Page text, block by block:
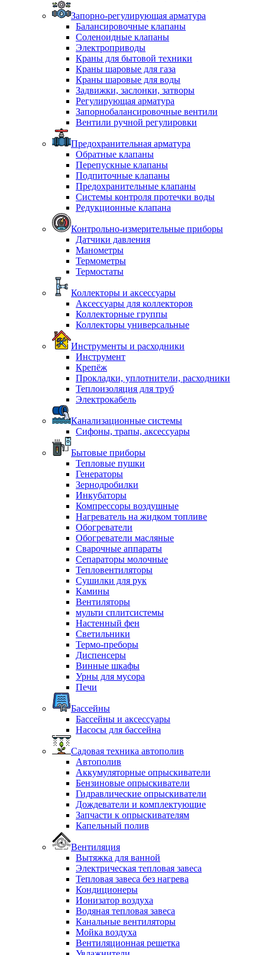
Запорно-регулирующая арматура
Балансировочные клапаны
Соленоидные клапаны
Электроприводы
Краны для бытовой техники
Краны шаровые для газа
Краны шаровые для воды
Задвижки, заслонки, затворы
Регулирующая арматура
Запорнобалансировочные вентили
Вентили ручной регулировки
Предохранительная арматура
Обратные клапаны
Перепускные клапаны
Подпиточные клапаны
Предохранительные клапаны
Системы контроля протечки воды
Редукционные клапана
Контрольно-измерительные приборы
Датчики давления
Манометры
Термометры
Термостаты
Коллекторы и аксессуары
Аксессуары для коллекторов
Коллекторные группы
Коллекторы универсальные
Инструменты и расходники
Инструмент
Крепёж
Прокладки, уплотнители, расходники
Теплоизоляция для труб
Электрокабель
Канализационные системы
Сифоны, трапы, аксессуары
Бытовые приборы
Тепловые пушки
Генераторы
Зернодробилки
Инкубаторы
Компрессоры воздушные
Нагреватель на жидком топливе
Обогреватели
Обогреватели масляные
Сварочные аппараты
Сепараторы молочные
Тепловентиляторы
Сушилки для рук
Камины
Вентиляторы
мульти сплитсистемы
Настенный фен
Светильники
Термо-преборы
Диспенсеры
Винные шкафы
Урны для мусора
Печи
Бассейны
Бассейны и аксессуары
Насосы для бассейна
Садовая техника автополив
Автополив
Аккумуляторные опрыскиватели
Бензиновые опрыскиватели
Гидравлические опрыскиватели
Дождеватели и комплектующие
Запчасти к опрыскивателям
Капельный полив
Вентиляция
Вытяжка для ванной
Электрическая тепловая завеса
Тепловая завеса без нагрева
Кондиционеры
Ионизатор воздуха
Водяная тепловая завеса
Канальные вентиляторы
Мойка воздуха
Вентиляционная решетка